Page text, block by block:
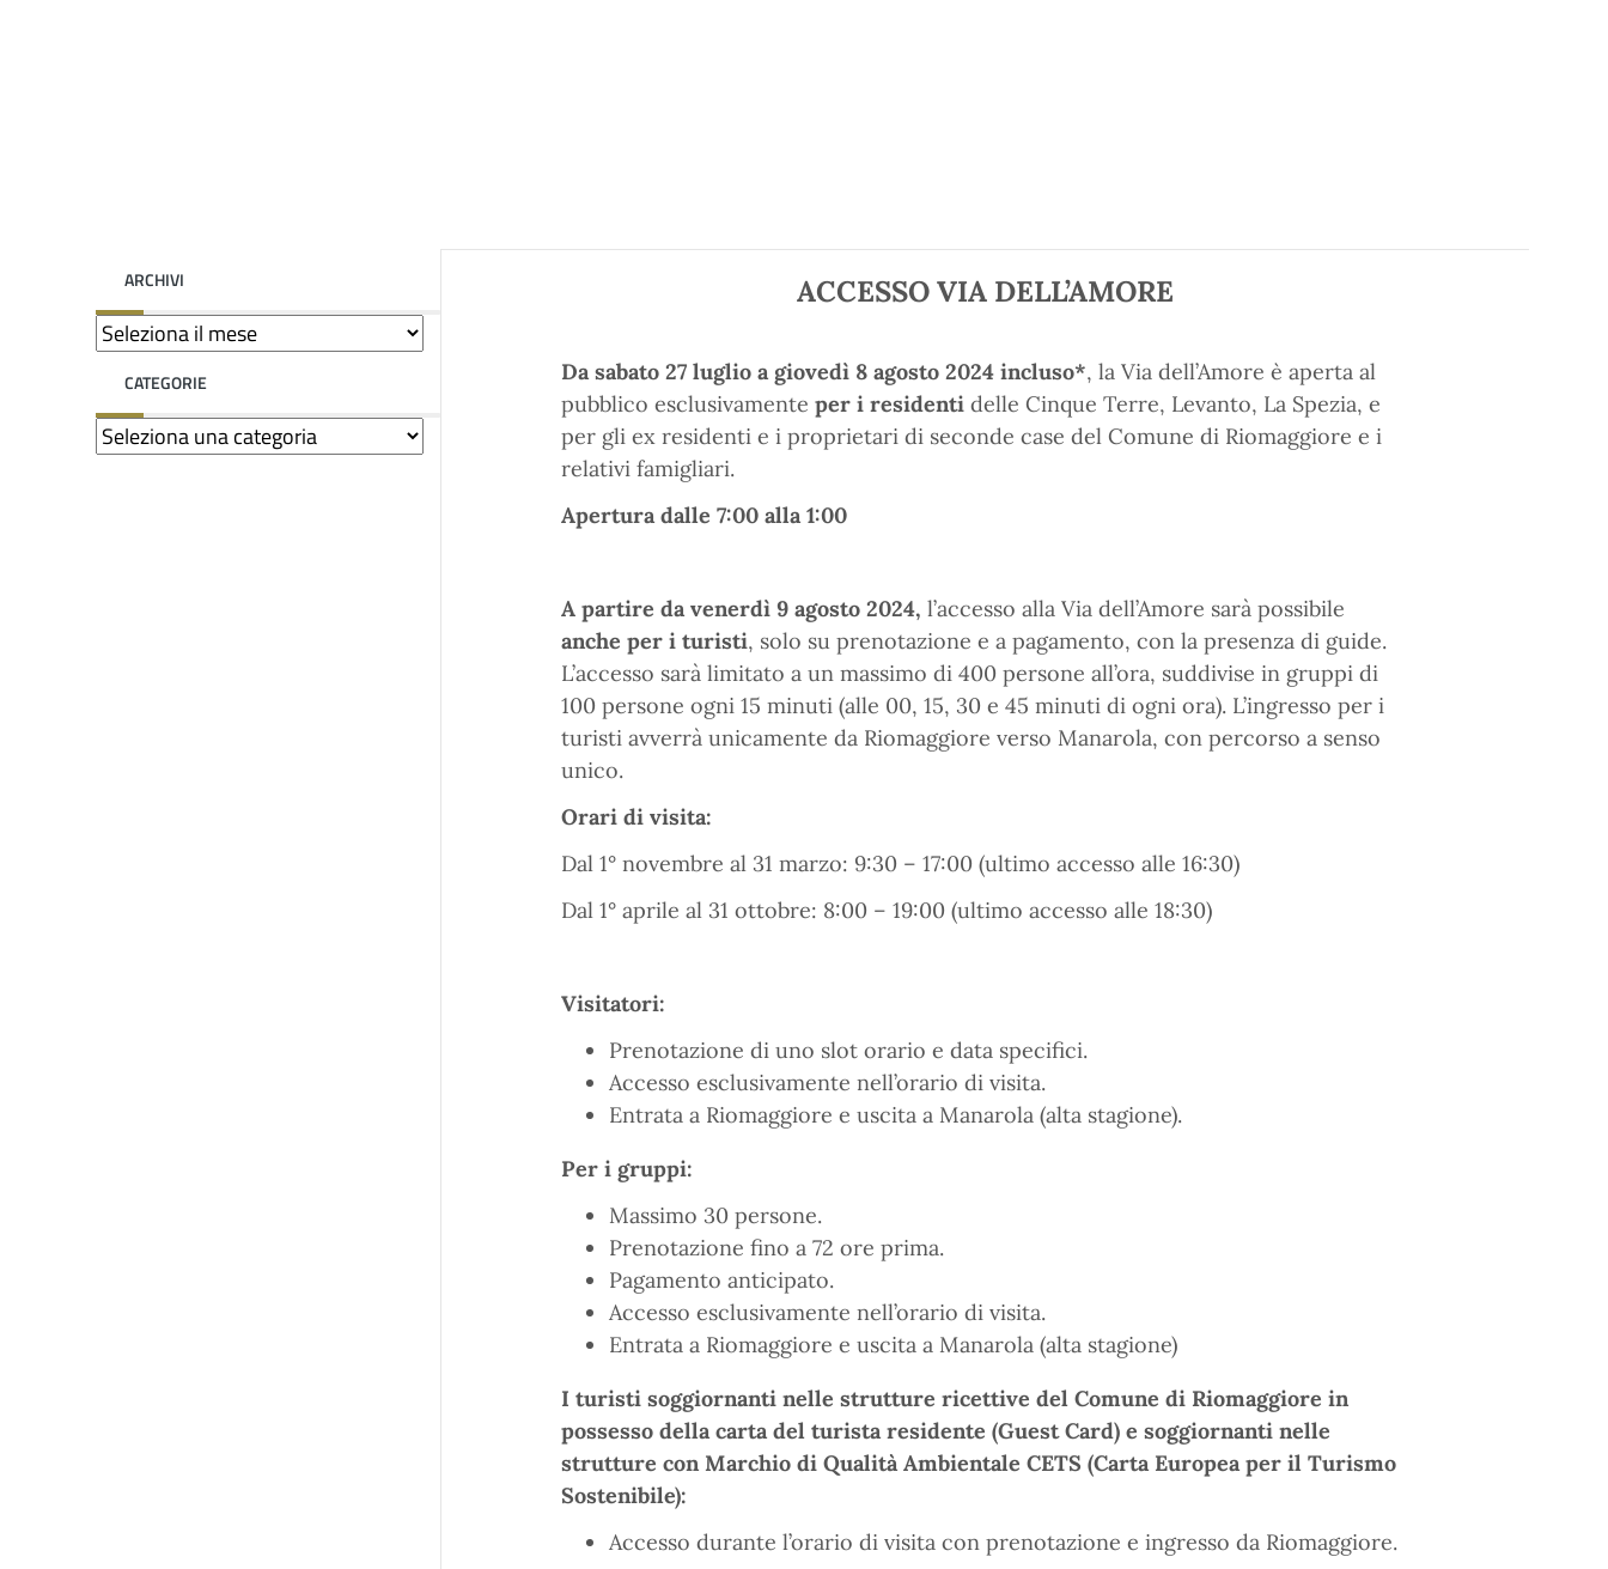
ARCHIVI
CATEGORIE
ACCESSO VIA DELL’AMORE
Da sabato 27 luglio a giovedì 8 agosto 2024 incluso*, la Via dell’Amore è aperta al
pubblico esclusivamente per i residenti delle Cinque Terre, Levanto, La Spezia, e
per gli ex residenti e i proprietari di seconde case del Comune di Riomaggiore e i
relativi famigliari.
Apertura dalle 7:00 alla 1:00
A partire da venerdì 9 agosto 2024, l’accesso alla Via dell’Amore sarà possibile
anche per i turisti, solo su prenotazione e a pagamento, con la presenza di guide.
L’accesso sarà limitato a un massimo di 400 persone all’ora, suddivise in gruppi di
100 persone ogni 15 minuti (alle 00, 15, 30 e 45 minuti di ogni ora). L’ingresso per i
turisti avverrà unicamente da Riomaggiore verso Manarola, con percorso a senso
unico.
Orari di visita:
Dal 1° novembre al 31 marzo: 9:30 – 17:00 (ultimo accesso alle 16:30)
Dal 1° aprile al 31 ottobre: 8:00 – 19:00 (ultimo accesso alle 18:30)
Visitatori:
Prenotazione di uno slot orario e data specifici.
Accesso esclusivamente nell’orario di visita.
Entrata a Riomaggiore e uscita a Manarola (alta stagione).
Per i gruppi:
Massimo 30 persone.
Prenotazione fino a 72 ore prima.
Pagamento anticipato.
Accesso esclusivamente nell’orario di visita.
Entrata a Riomaggiore e uscita a Manarola (alta stagione)
I turisti soggiornanti nelle strutture ricettive del Comune di Riomaggiore in
possesso della carta del turista residente (Guest Card) e soggiornanti nelle
strutture con Marchio di Qualità Ambientale CETS (Carta Europea per il Turismo
Sostenibile):
Accesso durante l’orario di visita con prenotazione e ingresso da Riomaggiore.